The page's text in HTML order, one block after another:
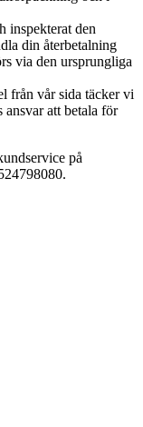
inspekterat den
din återbetalning
via den ursprungliga
från vår sida täcker vi
att betala för
på